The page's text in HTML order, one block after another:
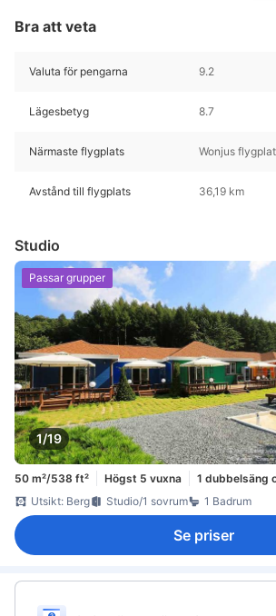
Bra att veta
Valuta för pengarna 9.2
Lägesbetyg 8.7
Närmaste flygplats Wonjus
Avstånd till flygplats 36,19 km
Studio
1/19
Passar grupper
50 m²/538 ft² Högst 5 vuxna
1 dubbelsäng
Utsikt: Berg
Studio/1 sovrum 1 Badrum
Se priser